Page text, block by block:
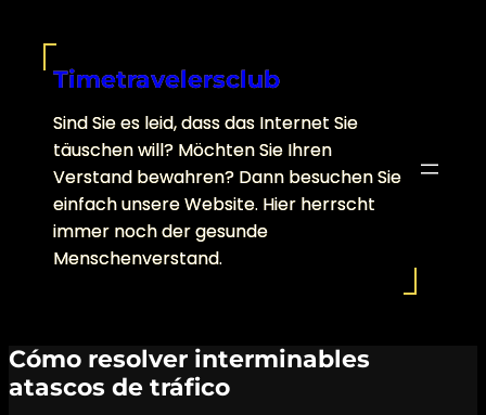
contentTimetravelersclub
Sind Sie es leid, dass das Internet Sie
täuschen will? Möchten Sie Ihren
Verstand bewahren? Dann besuchen Sie
einfach unsere Website. Hier herrscht
immer noch der gesunde
Menschenverstand.
Cómo resolver interminables
atascos de tráfico